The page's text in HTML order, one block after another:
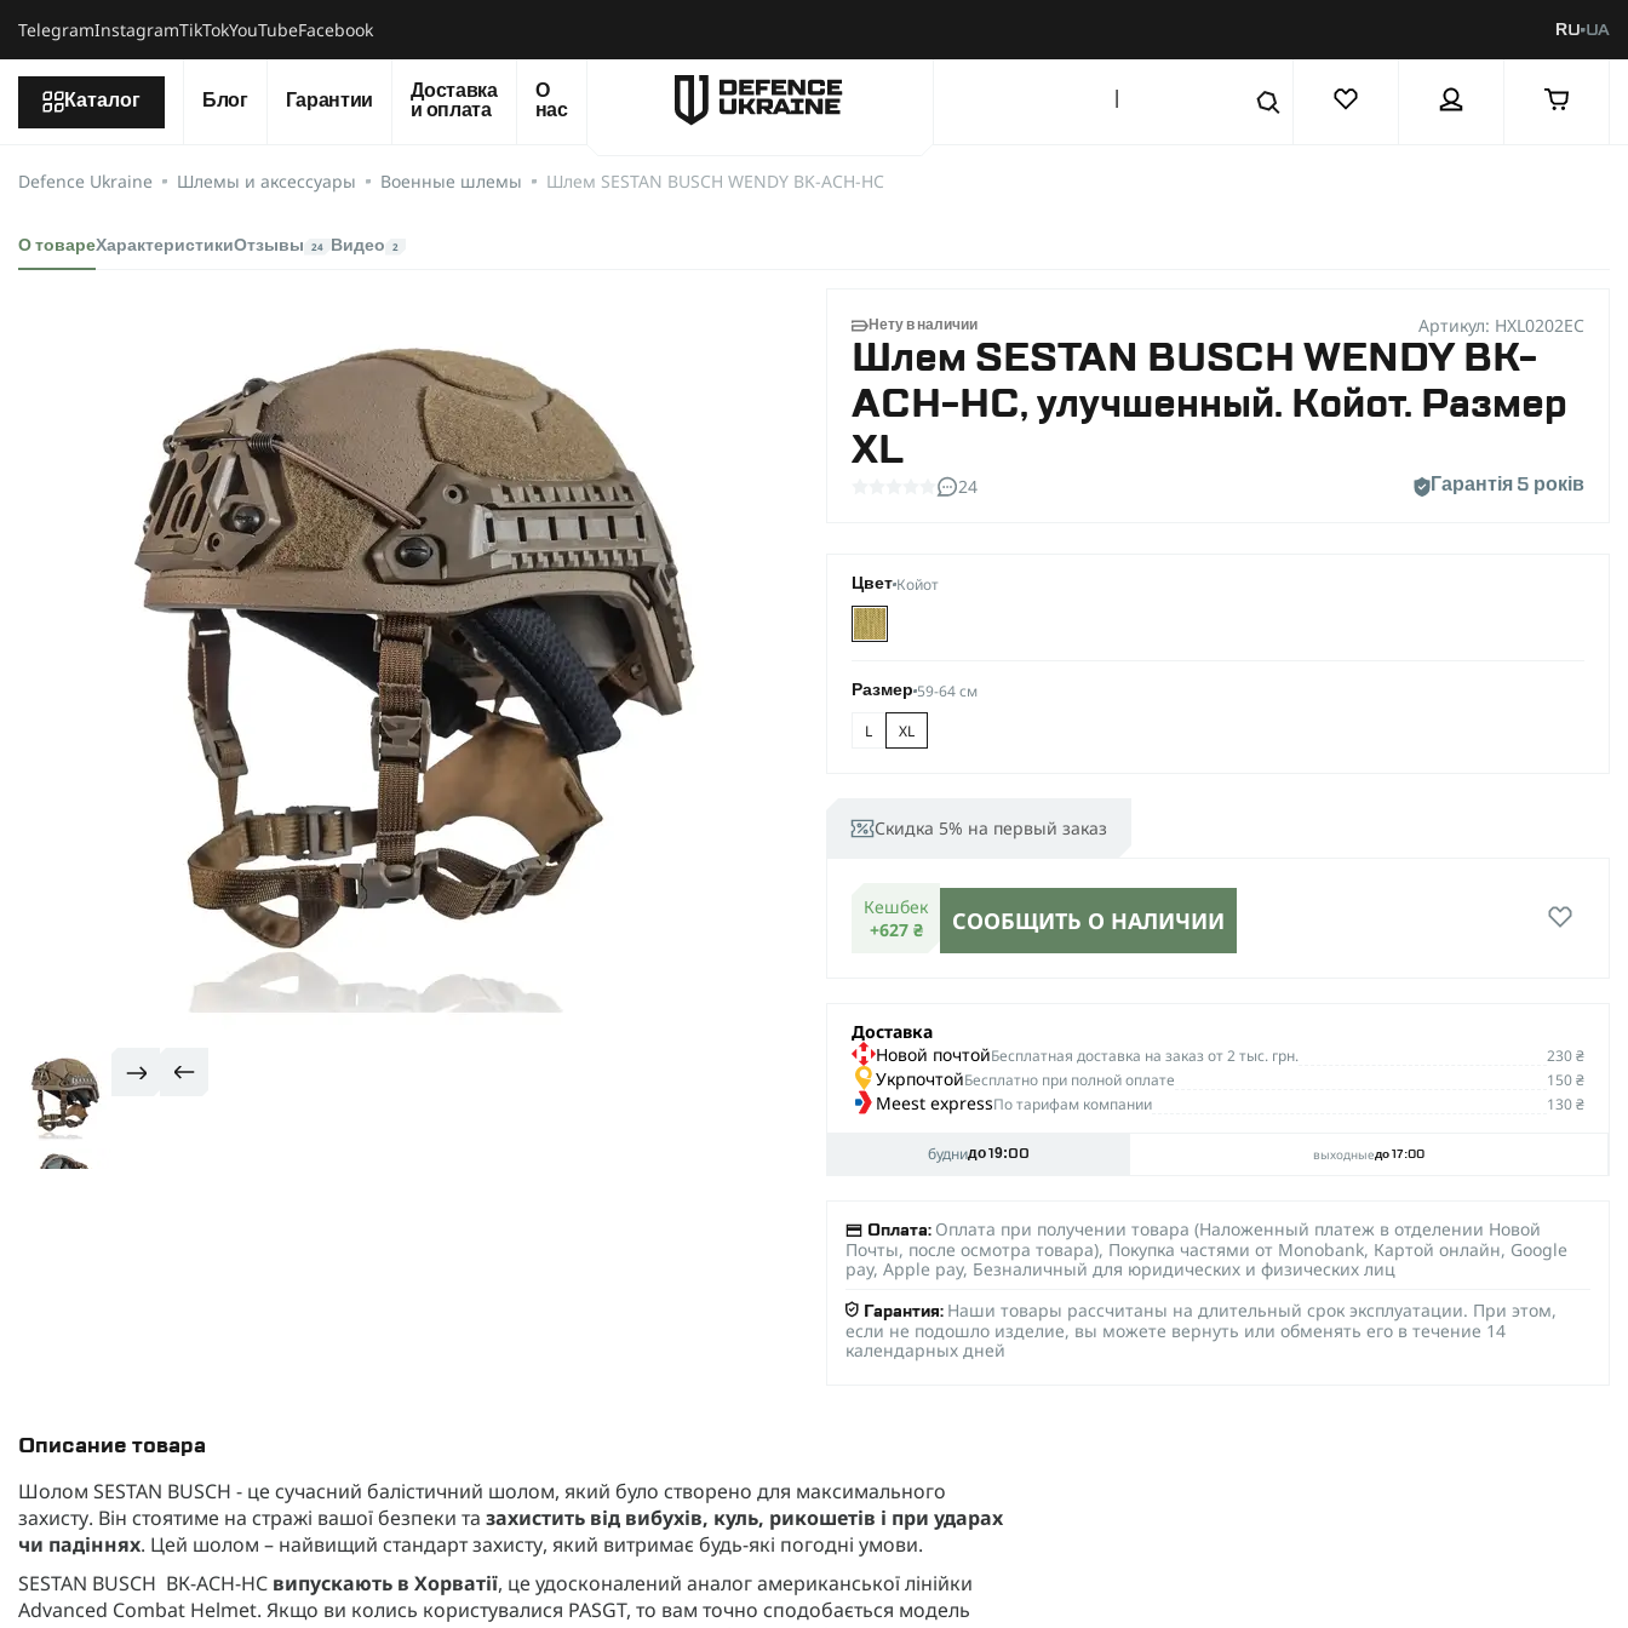
TelegramInstagramTikTokYouTubeFacebook RU UA
Каталог Блог Гарантии
Доставка
и оплата
О
нас
Defence Ukraine Шлемы и аксессуары Военные шлемы Шлем SESTAN BUSCH WENDY BK-ACH-HC
О товареХарактеристикиОтзывы 24 Видео 2
Нету в наличии Артикул: HXL0202EC
Шлем SESTAN BUSCH WENDY BK-
ACH-HC, улучшенный. Койот. Размер
XL
24 Гарантія 5 років
Цвет Койот
Размер 59-64 см
L
XL
Скидка 5% на первый заказ
Кешбек
+627 ₴
СООБЩИТЬ О НАЛИЧИИ
Доставка
Новой почтойБеcплатная доставка на заказ от 2 тыс. грн. 230 ₴
УкрпочтойБесплатно при полной оплате 150 ₴
Meest expressПо тарифам компании 130 ₴
буднидо 19:00 выходныедо 17:00
Оплата: Оплата при получении товара (Наложенный платеж в отделении Новой
Почты, после осмотра товара), Покупка частями от Monobank, Картой онлайн, Google
pay, Apple pay, Безналичный для юридических и физических лиц
Гарантия: Наши товары рассчитаны на длительный срок эксплуатации. При этом,
если не подошло изделие, вы можете вернуть или обменять его в течение 14
календарных дней
Описание товара
Шолом SESTAN BUSCH - це сучасний балістичний шолом, який було створено для максимального
захисту. Він стоятиме на стражі вашої безпеки та захистить від вибухів, куль, рикошетів і при ударах
чи падіннях. Цей шолом – найвищий стандарт захисту, який витримає будь-які погодні умови.
SESTAN BUSCH ВК-АСН-НС випускають в Хорватії, це удосконалений аналог американської лінійки
Advanced Combat Helmet. Якщо ви колись користувалися PASGT, то вам точно сподобається модель